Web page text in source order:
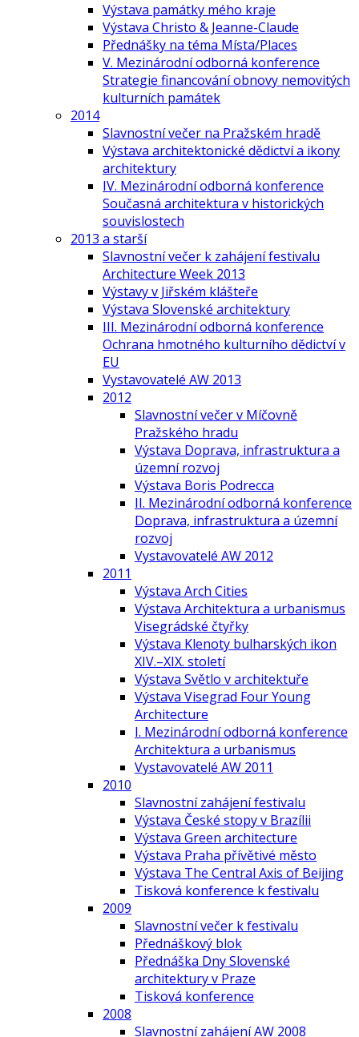
Výstava památky mého kraje
Výstava Christo & Jeanne-Claude
Přednášky na téma Místa/Places
V. Mezinárodní odborná konference
Strategie financování obnovy nemovitých
kulturních památek
2014
Slavnostní večer na Pražském hradě
Výstava architektonické dědictví a ikony
architektury
IV. Mezinárodní odborná konference
Současná architektura v historických
souvislostech
2013 a starší
Slavnostní večer k zahájení festivalu
Architecture Week 2013
Výstavy v Jiřském klášteře
Výstava Slovenské architektury
III. Mezinárodní odborná konference
Ochrana hmotného kulturního dědictví v
EU
Vystavovatelé AW 2013
2012
Slavnostní večer v Míčovně
Pražského hradu
Výstava Doprava, infrastruktura a
územní rozvoj
Výstava Boris Podrecca
II. Mezinárodní odborná konference
Doprava, infrastruktura a územní
rozvoj
Vystavovatelé AW 2012
2011
Výstava Arch Cities
Výstava Architektura a urbanismus
Visegrádské čtyřky
Výstava Klenoty bulharských ikon
XIV.–XIX. století
Výstava Světlo v architektuře
Výstava Visegrad Four Young
Architecture
I. Mezinárodní odborná konference
Architektura a urbanismus
Vystavovatelé AW 2011
2010
Slavnostní zahájení festivalu
Výstava České stopy v Brazílii
Výstava Green architecture
Výstava Praha přívětivé město
Výstava The Central Axis of Beijing
Tisková konference k festivalu
2009
Slavnostní večer k festivalu
Přednáškový blok
Přednáška Dny Slovenské
architektury v Praze
Tisková konference
2008
Slavnostní zahájení AW 2008